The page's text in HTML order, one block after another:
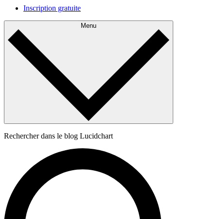
Inscription gratuite
Menu
Rechercher dans le blog Lucidchart